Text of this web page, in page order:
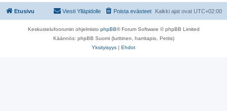
Etusivu Kaikki ajat ovat UTC+02:00
Poista evästeet
Viesti Ylläpidolle
Keskustelufoorumin ohjelmisto phpBB® Forum Software © phpBB Limited
Käännös: phpBB Suomi (lurttinen, harritapio, Pettis)
Yksityisyys | Ehdot